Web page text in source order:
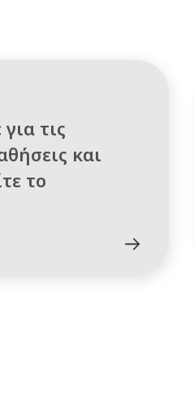
τις
και
το